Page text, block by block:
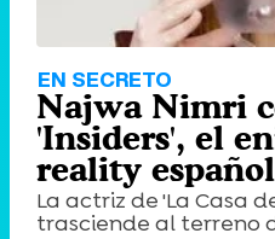
EN SECRETO
Najwa Nimri
'Insiders', el
reality
La actriz de 'La Casa
trasciende al terreno